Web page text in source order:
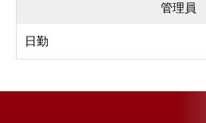
管理員
日勤